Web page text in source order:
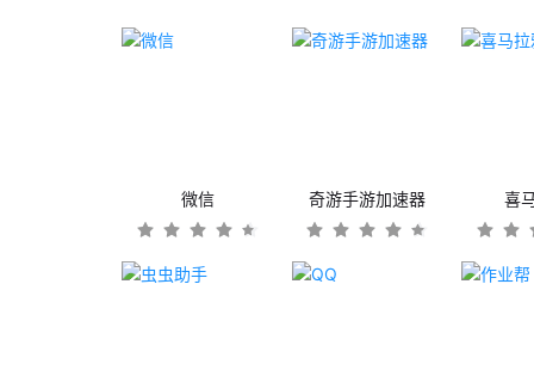
微信 奇游手游加速器 喜